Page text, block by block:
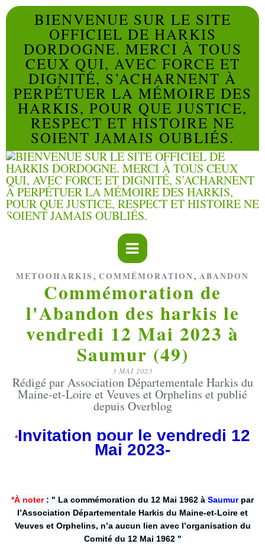
BIENVENUE SUR LE SITE
OFFICIEL DE HARKIS
DORDOGNE. MERCI À TOUS
CEUX QUI, AVEC FORCE ET
DIGNITÉ, S’ACHARNENT À
PERPÉTUER LA MÉMOIRE DES
HARKIS, POUR QUE JUSTICE,
RESPECT ET HISTOIRE NE
SOIENT JAMAIS OUBLIÉS.
METOOHARKIS , COMMÉMORATION, ABANDON
Commémoration de
l'Abandon des harkis le
vendredi 12 Mai 2023 à
Saumur (49)
3 MAI 2023
Rédigé par Association Départementale Harkis du
Maine-et-Loire et Veuves et Orphelins et publié
depuis Overblog
*Invitation pour le vendredi 12
Mai 2023-
*À noter : " La commémoration du 12 Mai 1962 à Saumur par
l’Association Départementale Harkis du Maine-et-Loire et
Veuves et Orphelins, n’a aucun lien avec l’organisation du
Comité du 12 Mai 1962 "